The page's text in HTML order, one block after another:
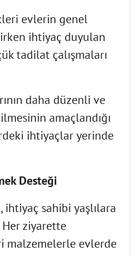
evlerin genel
ihtiyaç duyulan
tadilat çalışmaları
daha düzenli ve
amaçlandığı
ihtiyaçlar yerinde
Desteği
ihtiyaç sahibi yaşlılara
Her ziyarette
malzemelerle evlerde